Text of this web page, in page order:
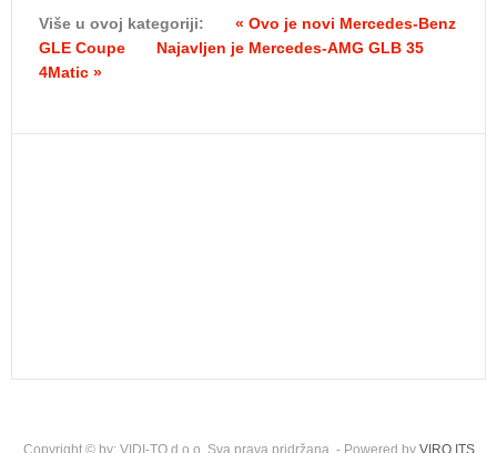
Više u ovoj kategoriji:
« Ovo je novi Mercedes-Benz
GLE Coupe
Najavljen je Mercedes-AMG GLB 35
4Matic »